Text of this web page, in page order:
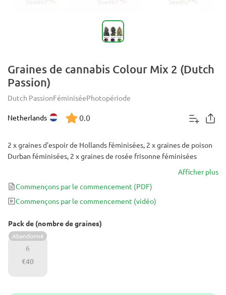
Graines de cannabis Colour Mix 2 (Dutch
Passion)
Dutch PassionFéminiséePhotopériode
Netherlands 0.0
2 x graines d'espoir de Hollands féminisées, 2 x graines de poison
Durban féminisées, 2 x graines de rosée frisonne féminisées
Afficher plus
Commençons par le commencement (PDF)
Commençons par le commencement (vidéo)
Pack de (nombre de graines)
6
Abandonné
€40